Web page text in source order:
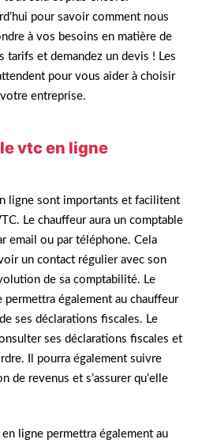
pour savoir comment nous
à vos besoins en matière de
tarifs et demandez un devis ! Les
pour vous aider à choisir
entreprise.
vtc en ligne
ligne sont importants et facilitent
Le chauffeur aura un comptable
email ou par téléphone. Cela
un contact régulier avec son
de sa comptabilité. Le
également au chauffeur
ses déclarations fiscales. Le
ses déclarations fiscales et
Il pourra également suivre
de revenus et s’assurer qu’elle
ligne permettra également au